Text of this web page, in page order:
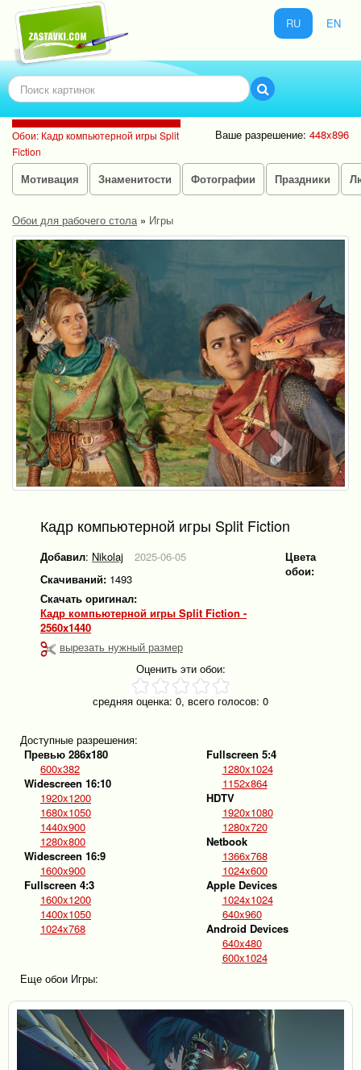
RU EN
Обои: Кадр компьютерной игры Split
Fiction
Ваше разрешение: 448x896
Мотивация Знаменитости Фотографии Праздники
Обои для рабочего стола» Игры
Кадр компьютерной игры Split Fiction
Добавил: Nikolaj
2025-06-05
Скачиваний: 1493
Скачать оригинал:
Кадр компьютерной игры Split Fiction -
2560x1440
вырезать нужный размер
Цвета
обои:
Оценить эти обои:
средняя оценка: 0, всего голосов: 0
Доступные разрешения:
Превью 286x180
600x382
Widescreen 16:10
1920x1200
1680x1050
1440x900
1280x800
Widescreen 16:9
1600x900
Fullscreen 4:3
1600x1200
1400x1050
1024x768
Fullscreen 5:4
1280x1024
1152x864
HDTV
1920x1080
1280x720
Netbook
1366x768
1024x600
Apple Devices
1024x1024
640x960
Android Devices
640x480
600x1024
Еще обои Игры: